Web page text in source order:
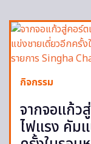
กิจกรรม
จากจอแก้ว
ไฟแรง คัม